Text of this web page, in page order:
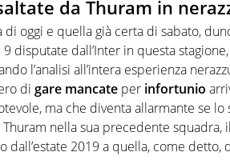
da Thuram in
di oggi e quella già certa di sabato,
disputate dall’Inter in questa
l’analisi all’intera esperienza
di gare mancate per infortunio
ma che diventa allarmante se
nella sua precedente squadra, il
dall’estate 2019 a quella, come detto,